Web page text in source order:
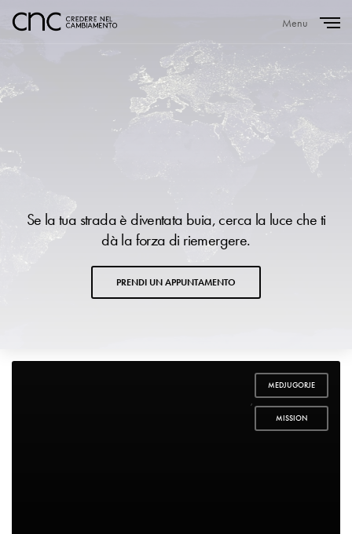
Menu
Se la tua strada è diventata buia, cerca la luce che ti
dà la forza di riemergere.
PRENDI UN APPUNTAMENTO
MEDJUGORJE
,
MISSION